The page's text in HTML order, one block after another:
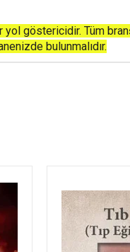
yol göstericidir. Tüm
bulunmalıdır.